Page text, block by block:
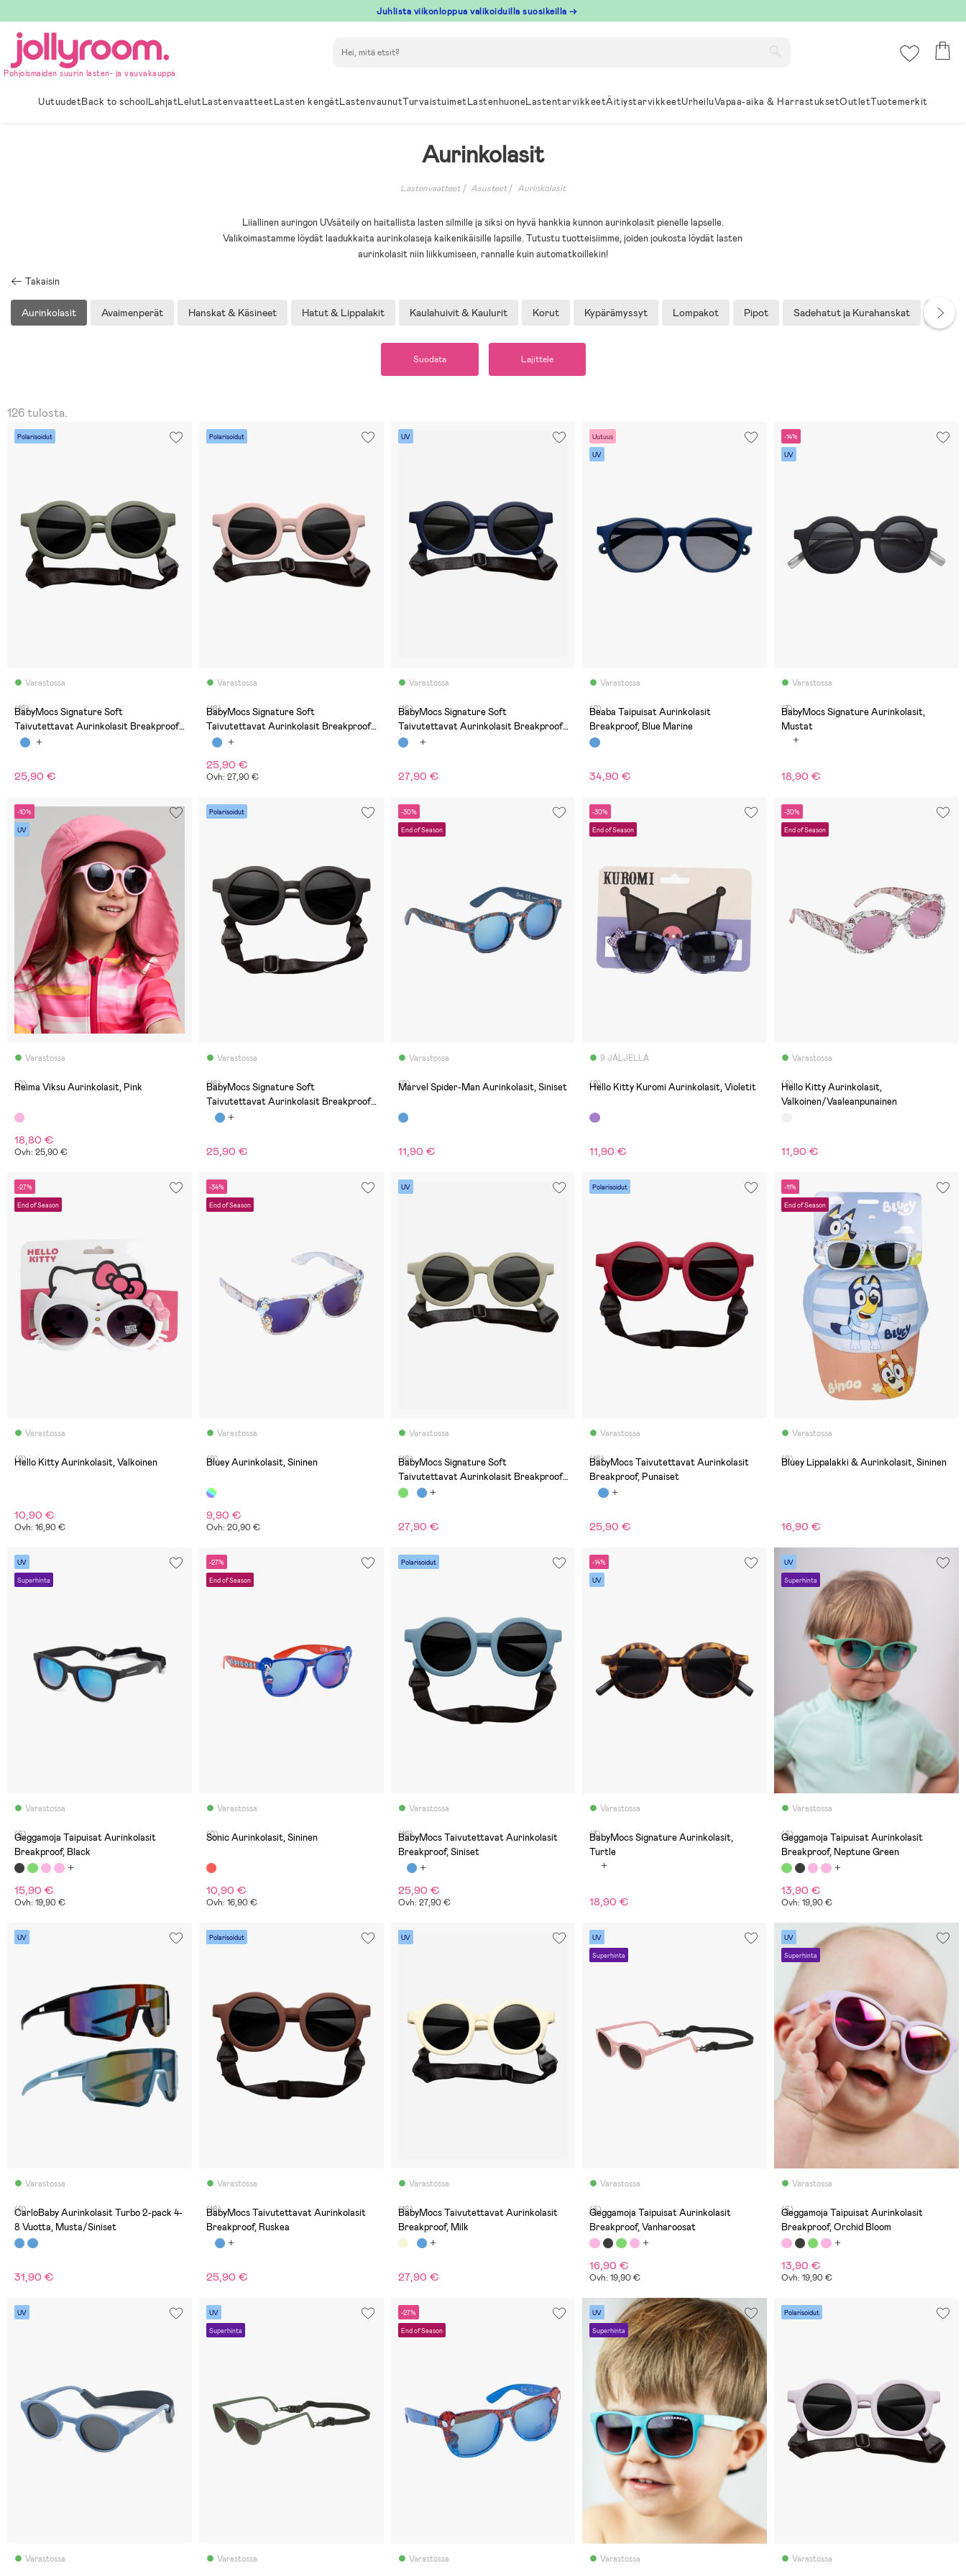
till
innehållet
Juhlista viikonloppua valikoiduilla suosikeilla →
Pohjoismaiden suurin lasten- ja vauvakauppa
UutuudetBack to schoolLahjatLelutLastenvaatteetLasten kengätLastenvaunutTurvaistuimetLastenhuoneLastentarvikkeetÄitiystarvikkeetUrheiluVapaa-aika & HarrastuksetOutletTuotemerkit
Aurinkolasit
Lastenvaatteet Asusteet Aurinkolasit
Liiallinen auringon UVsäteily on haitallista lasten silmille ja siksi on hyvä hankkia kunnon aurinkolasit pienelle lapselle.
Valikoimastamme löydät laadukkaita aurinkolaseja kaikenikäisille lapsille. Tutustu tuotteisiimme, joiden joukosta löydät lasten
aurinkolasit niin liikkumiseen, rannalle kuin automatkoillekin!
Takaisin
Aurinkolasit Avaimenperät Hanskat & Käsineet Hatut & Lippalakit Kaulahuivit & Kaulurit Korut Kypärämyssyt Lompakot Pipot Sadehatut ja Kurahanskat
Suodata Lajittele
126 tulosta.
Polarisoidut
Varastossa
(16)
BabyMocs Signature Soft
Taivutettavat Aurinkolasit Breakproof,
Vihreät
25,90 €
Polarisoidut
Varastossa
(16)
BabyMocs Signature Soft
Taivutettavat Aurinkolasit Breakproof,
Vaaleanpunaiset
25,90 €
Ovh: 27,90 €
UV
Varastossa
(16)
BabyMocs Signature Soft
Taivutettavat Aurinkolasit Breakproof,
Navy
27,90 €
Uutuus
UV
Varastossa
(0)
Beaba Taipuisat Aurinkolasit
Breakproof, Blue Marine
34,90 €
-14%
UV
Varastossa
(3)
BabyMocs Signature Aurinkolasit,
Mustat
18,90 €
-10%
UV
Varastossa
(0)
Reima Viksu Aurinkolasit, Pink
18,80 €
Ovh: 25,90 €
Polarisoidut
Varastossa
(16)
BabyMocs Signature Soft
Taivutettavat Aurinkolasit Breakproof,
Musta
25,90 €
-30%
End of Season
Varastossa
(0)
Marvel Spider-Man Aurinkolasit, Siniset
11,90 €
-30%
End of Season
9 JÄLJELLÄ
(0)
Hello Kitty Kuromi Aurinkolasit, Violetit
11,90 €
-30%
End of Season
Varastossa
(0)
Hello Kitty Aurinkolasit,
Valkoinen/Vaaleanpunainen
11,90 €
-27%
End of Season
Varastossa
(0)
Hello Kitty Aurinkolasit, Valkoinen
10,90 €
Ovh: 16,90 €
-34%
End of Season
Varastossa
(0)
Bluey Aurinkolasit, Sininen
9,90 €
Ovh: 20,90 €
UV
Varastossa
(16)
BabyMocs Signature Soft
Taivutettavat Aurinkolasit Breakproof,
Khaki
27,90 €
Polarisoidut
Varastossa
(16)
BabyMocs Taivutettavat Aurinkolasit
Breakproof, Punaiset
25,90 €
-11%
End of Season
Varastossa
(0)
Bluey Lippalakki & Aurinkolasit, Sininen
16,90 €
UV
Superhinta
Varastossa
(6)
Geggamoja Taipuisat Aurinkolasit
Breakproof, Black
15,90 €
Ovh: 19,90 €
-27%
End of Season
Varastossa
(0)
Sonic Aurinkolasit, Sininen
10,90 €
Ovh: 16,90 €
Polarisoidut
Varastossa
(16)
BabyMocs Taivutettavat Aurinkolasit
Breakproof, Siniset
25,90 €
Ovh: 27,90 €
-14%
UV
Varastossa
(3)
BabyMocs Signature Aurinkolasit,
Turtle
18,90 €
UV
Superhinta
Varastossa
(6)
Geggamoja Taipuisat Aurinkolasit
Breakproof, Neptune Green
13,90 €
Ovh: 19,90 €
UV
Varastossa
(0)
CarloBaby Aurinkolasit Turbo 2-pack 4-
8 Vuotta, Musta/Siniset
31,90 €
Polarisoidut
Varastossa
(16)
BabyMocs Taivutettavat Aurinkolasit
Breakproof, Ruskea
25,90 €
UV
Varastossa
(16)
BabyMocs Taivutettavat Aurinkolasit
Breakproof, Milk
27,90 €
UV
Superhinta
Varastossa
(6)
Geggamoja Taipuisat Aurinkolasit
Breakproof, Vanharoosat
16,90 €
Ovh: 19,90 €
UV
Superhinta
Varastossa
(6)
Geggamoja Taipuisat Aurinkolasit
Breakproof, Orchid Bloom
13,90 €
Ovh: 19,90 €
UV
Varastossa
UV
Superhinta
Varastossa
-27%
End of Season
Varastossa
UV
Superhinta
Varastossa
Polarisoidut
Varastossa